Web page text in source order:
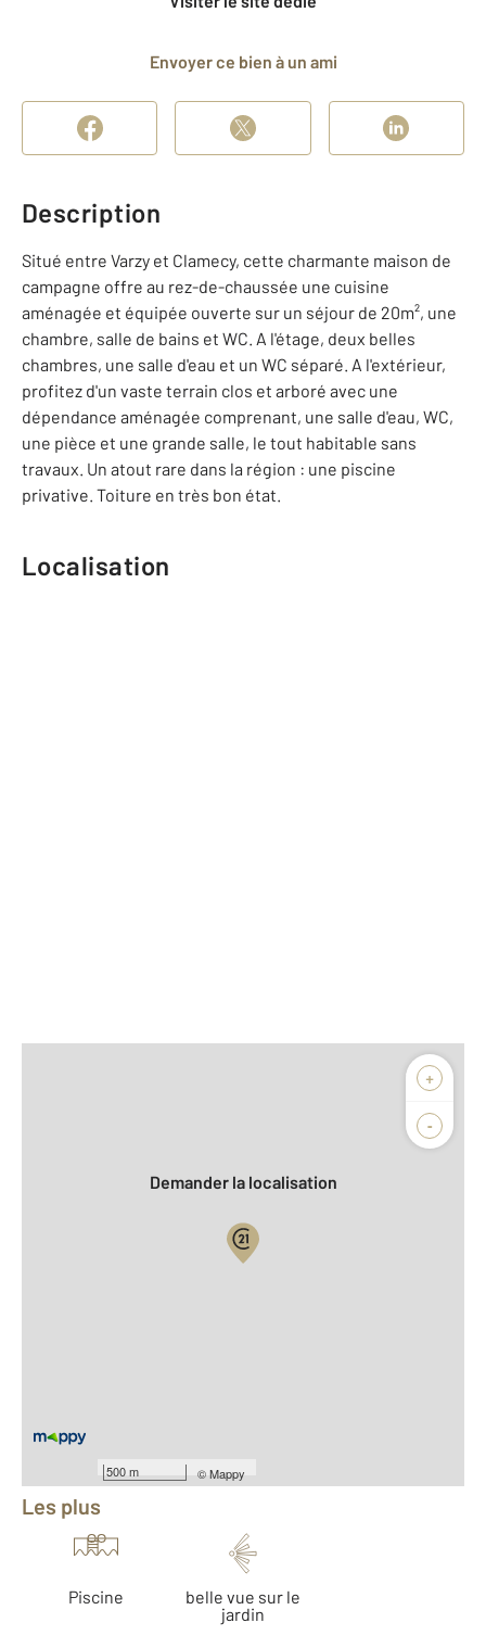
Envoyer ce bien à un ami
Description
Situé entre Varzy et Clamecy, cette charmante maison de
campagne offre au rez-de-chaussée une cuisine
aménagée et équipée ouverte sur un séjour de 20m², une
chambre, salle de bains et WC. A l'étage, deux belles
chambres, une salle d'eau et un WC séparé. A l'extérieur,
profitez d'un vaste terrain clos et arboré avec une
dépendance aménagée comprenant, une salle d'eau, WC,
une pièce et une grande salle, le tout habitable sans
travaux. Un atout rare dans la région : une piscine
privative. Toiture en très bon état.
Localisation
+
-
500 m ©Mappy
Biens vendus
Demander la localisation
Équipements
Les plus
Piscine
belle vue sur le
jardin